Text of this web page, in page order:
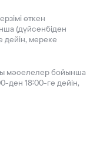
өткен
(дүйсенбіден
дейін, мереке
мәселелер бойынша
ден 18:00-ге дейін,